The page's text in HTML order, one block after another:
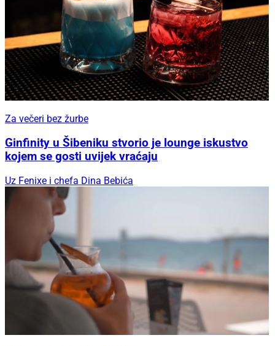
Za večeri bez žurbe
Ginfinity u Šibeniku stvorio je lounge iskustvo
kojem se gosti uvijek vraćaju
Uz Fenixe i chefa Dina Bebića